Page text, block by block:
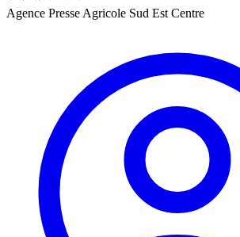
Agence Presse Agricole Sud Est Centre